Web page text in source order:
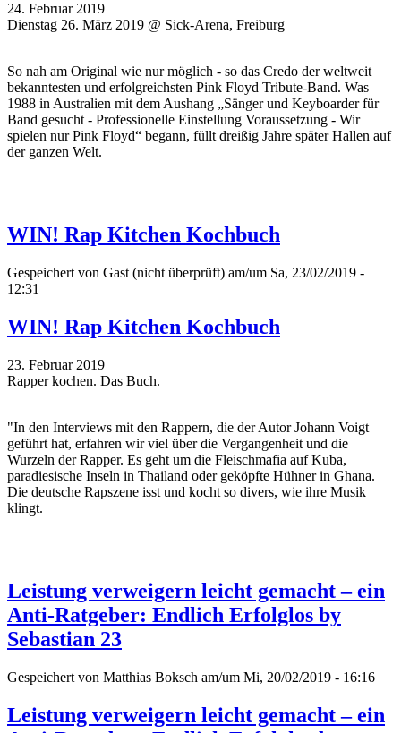
24. Februar 2019
Dienstag 26. März 2019 @ Sick-Arena, Freiburg
So nah am Original wie nur möglich - so das Credo der weltweit
bekanntesten und erfolgreichsten Pink Floyd Tribute-Band. Was
1988 in Australien mit dem Aushang „Sänger und Keyboarder für
Band gesucht - Professionelle Einstellung Voraussetzung - Wir
spielen nur Pink Floyd“ begann, füllt dreißig Jahre später Hallen auf
der ganzen Welt.
WIN! Rap Kitchen Kochbuch
Gespeichert von Gast (nicht überprüft) am/um Sa, 23/02/2019 -
12:31
WIN! Rap Kitchen Kochbuch
23. Februar 2019
Rapper kochen. Das Buch.
"In den Interviews mit den Rappern, die der Autor Johann Voigt
geführt hat, erfahren wir viel über die Vergangenheit und die
Wurzeln der Rapper. Es geht um die Fleischmafia auf Kuba,
paradiesische Inseln in Thailand oder geköpfte Hühner in Ghana.
Die deutsche Rapszene isst und kocht so divers, wie ihre Musik
klingt.
Leistung verweigern leicht gemacht – ein
Anti-Ratgeber: Endlich Erfolglos by
Sebastian 23
Gespeichert von Matthias Boksch am/um Mi, 20/02/2019 - 16:16
Leistung verweigern leicht gemacht – ein